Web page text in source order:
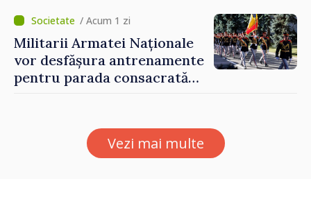
Forumul Diasporei
/ Acum 1 zi
Militarii Armatei Naționale
vor desfășura antrenamente
pentru parada consacrată
Vezi mai multe